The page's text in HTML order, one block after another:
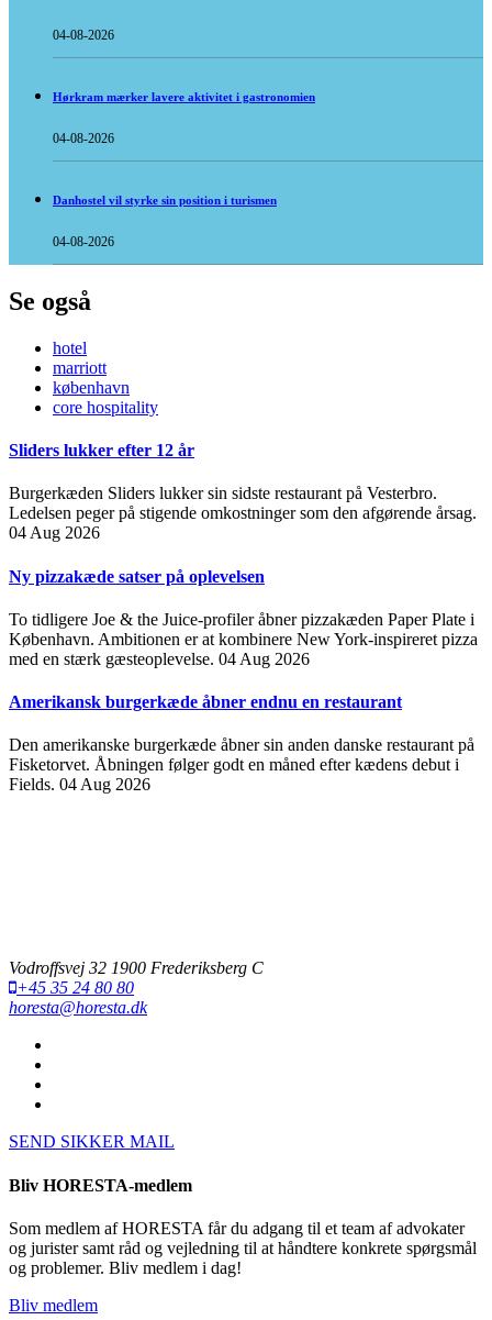
04-08-2026
Hørkram mærker lavere aktivitet i gastronomien
04-08-2026
Danhostel vil styrke sin position i turismen
04-08-2026
Se også
hotel
marriott
københavn
core hospitality
Sliders lukker efter 12 år
Burgerkæden Sliders lukker sin sidste restaurant på Vesterbro.
Ledelsen peger på stigende omkostninger som den afgørende årsag.
04 Aug 2026
Ny pizzakæde satser på oplevelsen
To tidligere Joe & the Juice-profiler åbner pizzakæden Paper Plate i
København. Ambitionen er at kombinere New York-inspireret pizza
med en stærk gæsteoplevelse. 04 Aug 2026
Amerikansk burgerkæde åbner endnu en restaurant
Den amerikanske burgerkæde åbner sin anden danske restaurant på
Fisketorvet. Åbningen følger godt en måned efter kædens debut i
Fields. 04 Aug 2026
Vodroffsvej 32 1900 Frederiksberg C
+45 35 24 80 80
horesta@horesta.dk
SEND SIKKER MAIL
Bliv HORESTA-medlem
Som medlem af HORESTA får du adgang til et team af advokater
og jurister samt råd og vejledning til at håndtere konkrete spørgsmål
og problemer. Bliv medlem i dag!
Bliv medlem